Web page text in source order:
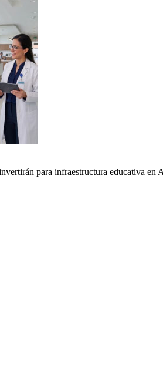
para infraestructura educativa en